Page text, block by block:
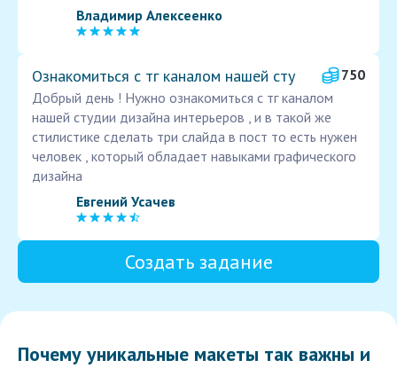
Владимир Алексеенко
Ознакомиться с тг каналом нашей сту
750
Добрый день ! Нужно ознакомиться с тг каналом
нашей студии дизайна интерьеров , и в такой же
стилистике сделать три слайда в пост то есть нужен
человек , который обладает навыками графического
дизайна
Евгений Усачев
Создать задание
Почему уникальные макеты так важны и